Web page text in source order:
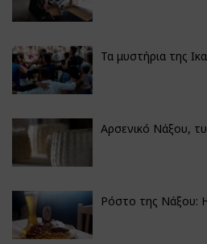
Τα μυστήρια της
Αρσενικό Νάξου,
Ρόστο της Νάξου: